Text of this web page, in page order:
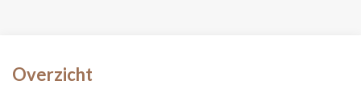
Overzicht